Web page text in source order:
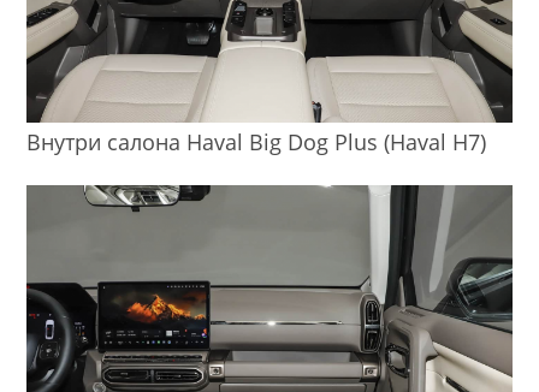
Внутри салона Haval Big Dog Plus (Haval H7)